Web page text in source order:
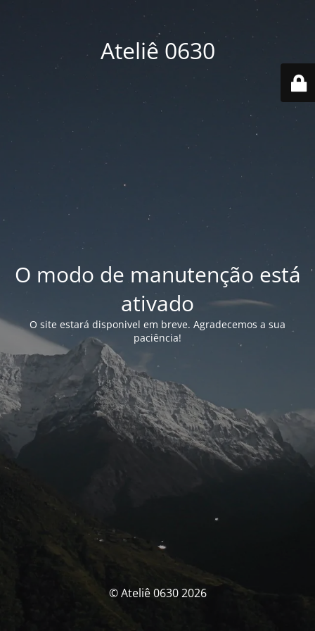
Ateliê 0630
O modo de manutenção está
ativado
O site estará disponivel em breve. Agradecemos a sua
paciência!
© Ateliê 0630 2026